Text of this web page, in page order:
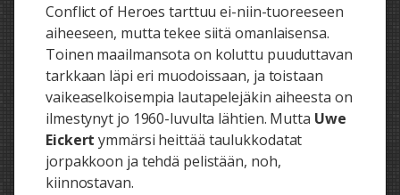
Conflict of Heroes tarttuu ei-niin-tuoreeseen
aiheeseen, mutta tekee siitä omanlaisensa.
Toinen maailmansota on koluttu puuduttavan
tarkkaan läpi eri muodoissaan, ja toistaan
vaikeaselkoisempia lautapelejäkin aiheesta on
ilmestynyt jo 1960-luvulta lähtien. Mutta Uwe
Eickert ymmärsi heittää taulukkodatat
jorpakkoon ja tehdä pelistään, noh,
kiinnostavan.